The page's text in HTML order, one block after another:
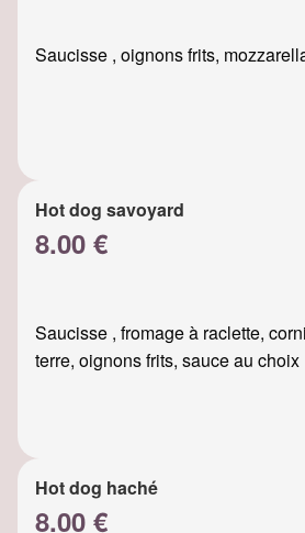
Saucisse , oignons frits,
Hot dog savoyard
8.00 €
Saucisse , fromage à raclette,
terre, oignons frits, sauce au choix
Hot dog haché
8.00 €